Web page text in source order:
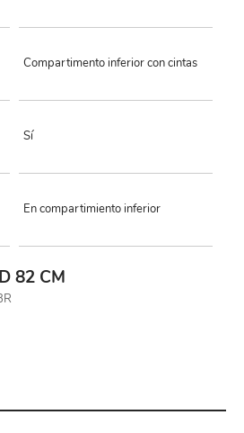
Compartimento inferior con cintas
Sí
En compartimiento inferior
82 CM